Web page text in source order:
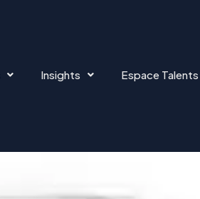
Insights Espace Talents